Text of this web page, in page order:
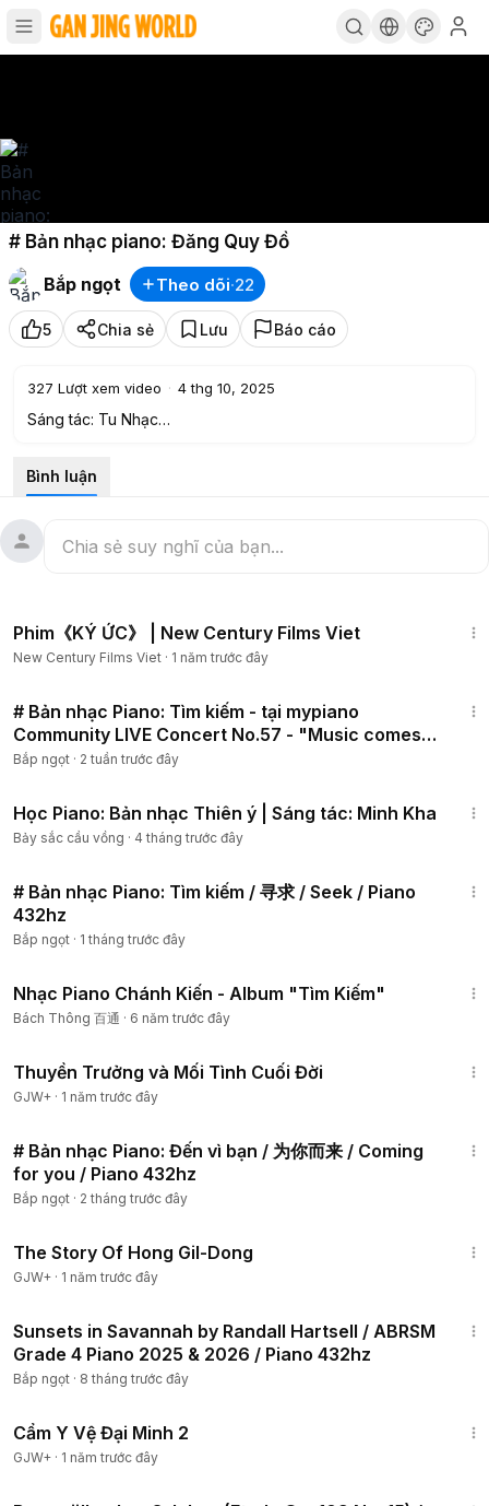
# Bản nhạc piano: Đăng Quy Đồ
Bắp ngọt
Theo dõi·22
5 Chia sẻ Lưu Báo cáo
327 Lượt xem video · 4 thg 10, 2025
Sáng tác: Tu Nhạc
Lời Việt: Học viên Pháp Luân Đại Pháp Việt Nam
Hành trình qua muôn nơi
Pháp xoá tan mây mù
Người tu tính dưỡng tâm
Vượt thoát nơi hồng trần
Vạn niềm vui đón chờ
Bình luận
Phim《KÝ ỨC》 | New Century Films Viet
New Century Films Viet · 1 năm trước đây
# Bản nhạc Piano: Tìm kiếm - tại mypiano
Community LIVE Concert No.57 - "Music comes
from my heart"
Bắp ngọt · 2 tuần trước đây
Học Piano: Bản nhạc Thiên ý | Sáng tác: Minh Kha
Bảy sắc cầu vồng · 4 tháng trước đây
# Bản nhạc Piano: Tìm kiếm / 寻求 / Seek / Piano
432hz
Bắp ngọt · 1 tháng trước đây
Nhạc Piano Chánh Kiến - Album "Tìm Kiếm"
Bách Thông 百通 · 6 năm trước đây
Thuyền Trưởng và Mối Tình Cuối Đời
GJW+ · 1 năm trước đây
# Bản nhạc Piano: Đến vì bạn / 为你而来 / Coming
for you / Piano 432hz
Bắp ngọt · 2 tháng trước đây
The Story Of Hong Gil-Dong
GJW+ · 1 năm trước đây
Sunsets in Savannah by Randall Hartsell / ABRSM
Grade 4 Piano 2025 & 2026 / Piano 432hz
Bắp ngọt · 8 tháng trước đây
Cẩm Y Vệ Đại Minh 2
GJW+ · 1 năm trước đây